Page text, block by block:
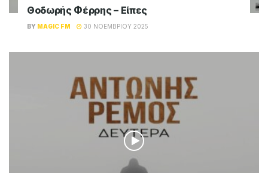
Θοδωρής Φέρρης – Είπες
BY MAGIC FM 30 ΝΟΕΜΒΡΊΟΥ 2025